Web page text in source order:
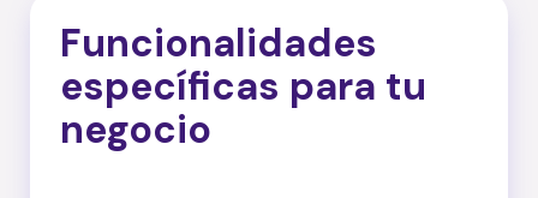
Funcionalidades
específicas para tu
negocio